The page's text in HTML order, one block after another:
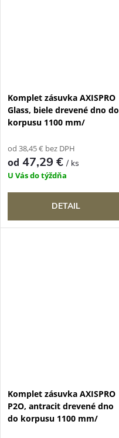
Komplet zásuvka AXISPRO
Glass, biele drevené dno do
korpusu 1100 mm/
od 38,45 € bez DPH
od 47,29 €/ ks
U Vás do týždňa
DETAIL
Komplet zásuvka AXISPRO
P2O, antracit drevené dno
do korpusu 1100 mm/